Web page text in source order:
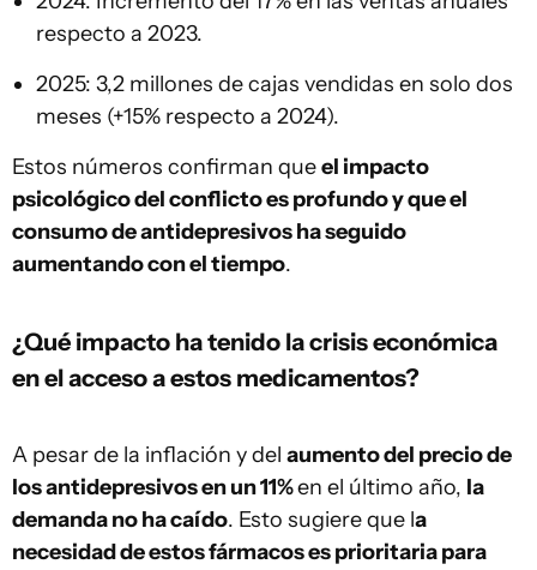
respecto a 2023.
2025: 3,2 millones de cajas vendidas en solo dos
meses (+15% respecto a 2024).
Estos números confirman queel impacto
psicológico del conflicto es profundo y que el
consumo de antidepresivos ha seguido
aumentando con el tiempo.
¿Qué impacto ha tenido la crisis económica
en el acceso a estos medicamentos?
A pesar de la inflación y del aumento del precio de
los antidepresivos en un 11%en el último año, la
demanda no ha caído. Esto sugiere que la
necesidad de estos fármacos es prioritaria para